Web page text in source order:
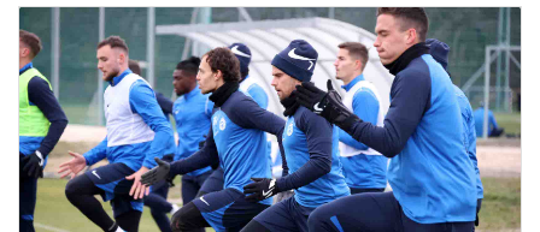
KLUB
GALÉRIA
SZURKOLÓI ÉLMÉNYEK
AKKREDITÁCIÓ